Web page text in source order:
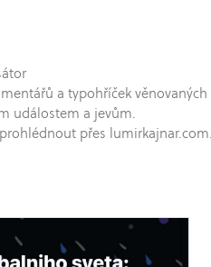
a typohříček věnovaných
událostem a jevům.
přes